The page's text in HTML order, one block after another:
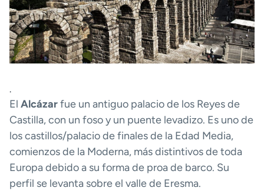
.
El Alcázarfue un antiguo palacio de los Reyes de
Castilla, con un foso y un puente levadizo. Es uno de
los castillos/palacio de finales de la Edad Media,
comienzos de la Moderna, más distintivos de toda
Europa debido a su forma de proa de barco. Su
perfil se levanta sobre el valle de Eresma.